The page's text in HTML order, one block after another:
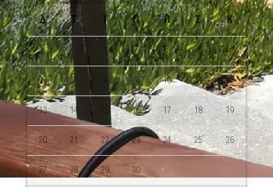
Δ Τ Τ Π Π Σ Κ
2 3 4 5
6 7 8 9 10 11 12
13 14 16 17 18 19
20 21 22 23 24 25 26
27 28 29 30